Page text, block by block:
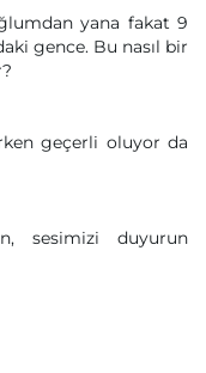
yana fakat 9
gence. Bu nasıl bir
geçerli oluyor da
sesimizi duyurun